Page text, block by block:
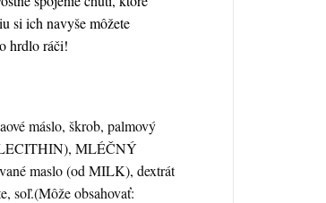
si ich navyše môžete
hrdlo ráči!
máslo, škrob, palmový
MLÉČNÝ
maslo (od MILK), dextrát
soľ.(Môže obsahovať: